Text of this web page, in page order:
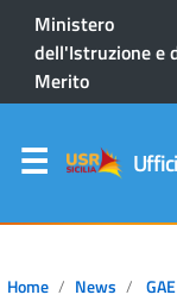
Ministero
dell'Istruzione e
Merito
Home News GAE